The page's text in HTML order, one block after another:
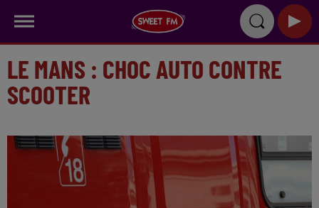
LE MANS : CHOC AUTO CONTRE
SCOOTER